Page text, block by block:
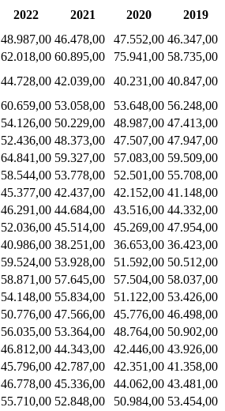
2022 2021 2020 2019
48.987,00 46.478,00 47.552,00 46.347,00
62.018,00 60.895,00 75.941,00 58.735,00
44.728,00 42.039,00 40.231,00 40.847,00
60.659,00 53.058,00 53.648,00 56.248,00
54.126,00 50.229,00 48.987,00 47.413,00
52.436,00 48.373,00 47.507,00 47.947,00
64.841,00 59.327,00 57.083,00 59.509,00
58.544,00 53.778,00 52.501,00 55.708,00
45.377,00 42.437,00 42.152,00 41.148,00
46.291,00 44.684,00 43.516,00 44.332,00
52.036,00 45.514,00 45.269,00 47.954,00
40.986,00 38.251,00 36.653,00 36.423,00
59.524,00 53.928,00 51.592,00 50.512,00
58.871,00 57.645,00 57.504,00 58.037,00
54.148,00 55.834,00 51.122,00 53.426,00
50.776,00 47.566,00 45.776,00 46.498,00
56.035,00 53.364,00 48.764,00 50.902,00
46.812,00 44.343,00 42.446,00 43.926,00
45.796,00 42.787,00 42.351,00 41.358,00
46.778,00 45.336,00 44.062,00 43.481,00
55.710,00 52.848,00 50.984,00 53.454,00